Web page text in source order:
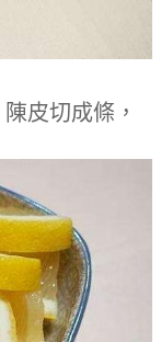
皮切成條，